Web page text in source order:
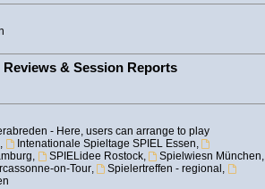
& Session Reports
- Here, users can arrange to play
, Intenationale Spieltage SPIEL Essen,
, SPIELidee Rostock, Spielwiesn München,
on-Tour, Spielertreffen - regional ,